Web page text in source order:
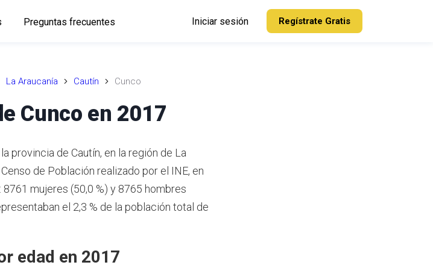
Preguntas frecuentes Iniciar sesión Regístrate Gratis
La Araucanía Cautín Cunco
Cunco en 2017
provincia de Cautín, en la región de La
de Población realizado por el INE, en
mujeres (50,0 %) y 8765 hombres
el 2,3 % de la población total de
edad en 2017